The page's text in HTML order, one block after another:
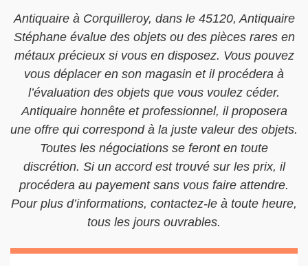
Antiquaire à Corquilleroy, dans le 45120, Antiquaire
Stéphane évalue des objets ou des pièces rares en
métaux précieux si vous en disposez. Vous pouvez
vous déplacer en son magasin et il procédera à
l’évaluation des objets que vous voulez céder.
Antiquaire honnête et professionnel, il proposera
une offre qui correspond à la juste valeur des objets.
Toutes les négociations se feront en toute
discrétion. Si un accord est trouvé sur les prix, il
procédera au payement sans vous faire attendre.
Pour plus d’informations, contactez-le à toute heure,
tous les jours ouvrables.